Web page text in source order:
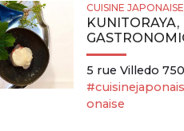
CUISINE JAPONAISE
5 rue Villedo
onaise